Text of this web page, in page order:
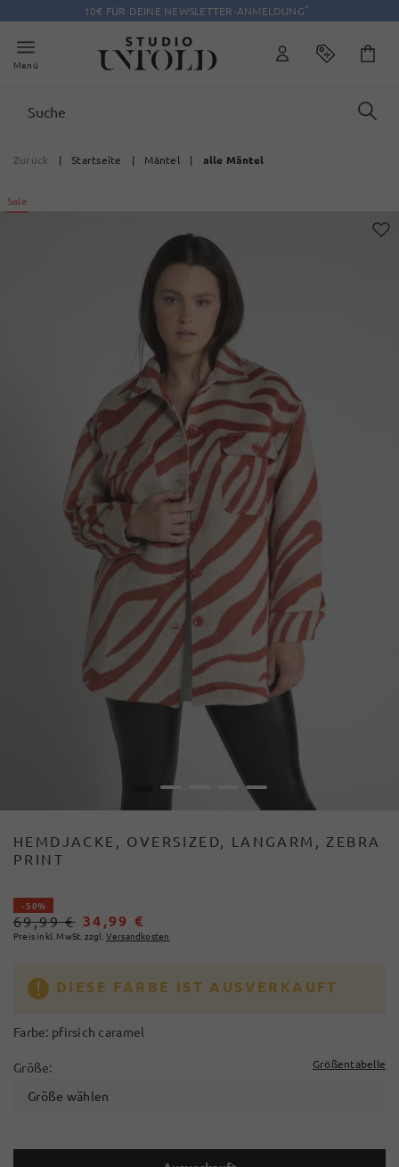
10€ FÜR DEINE NEWSLETTER-ANMELDUNG*
Menü
Zurück | Startseite | Mäntel | alle Mäntel
Sale
2 5
HEMDJACKE, OVERSIZED, LANGARM, ZEBRA
PRINT
- 50%
69,99 € 34,99 €
Preis inkl. MwSt. zzgl. Versandkosten
DIESE FARBE IST AUSVERKAUFT
Farbe: pfirsich caramel
Größe: Größentabelle
Größe wählen